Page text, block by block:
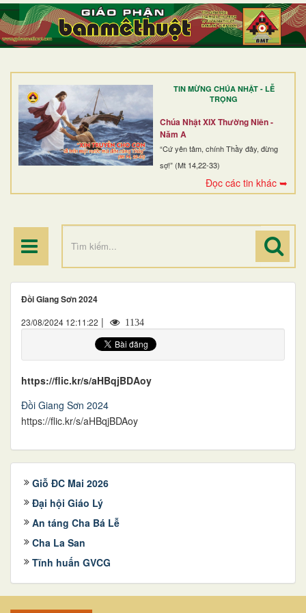
TIN MỪNG CHÚA NHẬT - LỄ
TRỌNG
Chúa Nhật XIX Thường Niên -
Năm A
“Cứ yên tâm, chính Thầy đây, đừng
sợ!” (Mt 14,22-33)
Đọc các tin khác ➥
TRANG NHẤT
GIỚI THIỆU
DÒNG TU
BAN MỤC VỤ
ĐOÀN THỂ CG
Đồi Giang Sơn 2024
23/08/2024 12:11:22 | 1134
https://flic.kr/s/aHBqjBDAoy
Đồi Giang Sơn 2024
https://flic.kr/s/aHBqjBDAoy
Giỗ ĐC Mai 2026
Đại hội Giáo Lý
An táng Cha Bá Lễ
Cha La San
Tĩnh huấn GVCG